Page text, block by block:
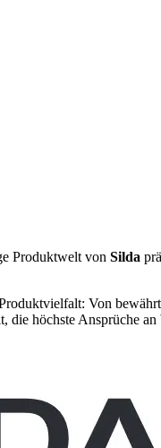
Produktwelt von Silda
Von
die höchste Ansprüche